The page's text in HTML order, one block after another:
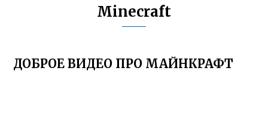
Minecraft
ДОБРОЕ ВИДЕО ПРО МАЙНКРАФТ